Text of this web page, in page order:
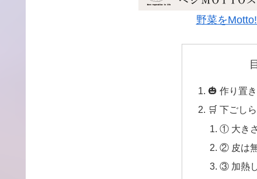
野菜を
🎃 作り置
🛒 下ごし
① 大き
② 皮は
③ 加熱